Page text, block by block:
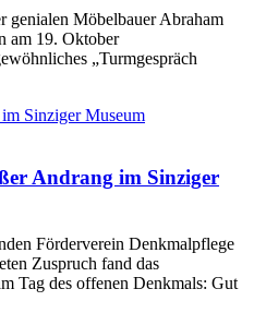
genialen Möbelbauer Abraham
am 19. Oktober
„Turmgespräch
Andrang im Sinziger
Förderverein Denkmalpflege
Zuspruch fand das
Tag des offenen Denkmals: Gut